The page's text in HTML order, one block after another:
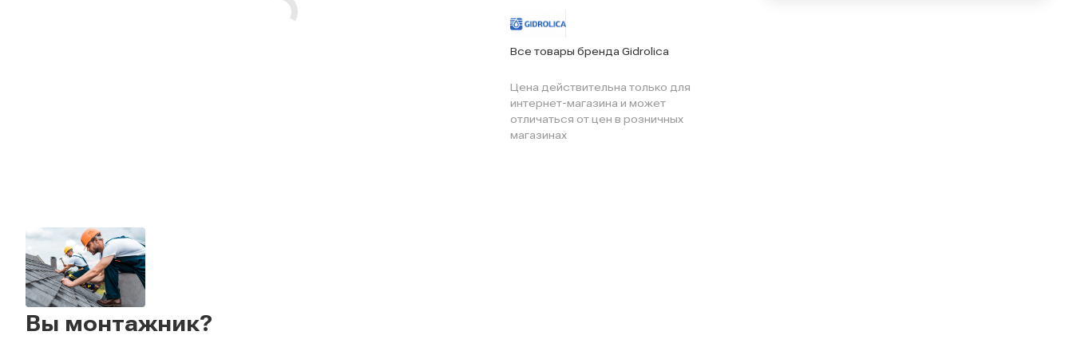
Все товары бренда Gidrolica
Цена действительна только для
интернет-магазина и может
отличаться от цен в розничных
магазинах
Вы монтажник?